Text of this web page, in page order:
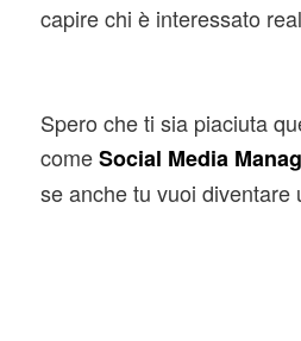
capire chi è interessato
Spero che ti sia piaciuta
comeSocial Media
se anche tu vuoi diventare